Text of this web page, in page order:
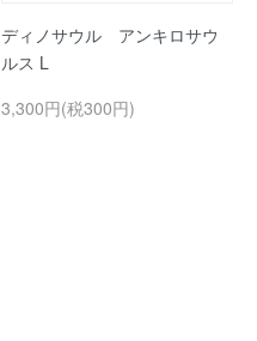
ディノサウル アンキロサウ
ルス L
3,300円(税300円)